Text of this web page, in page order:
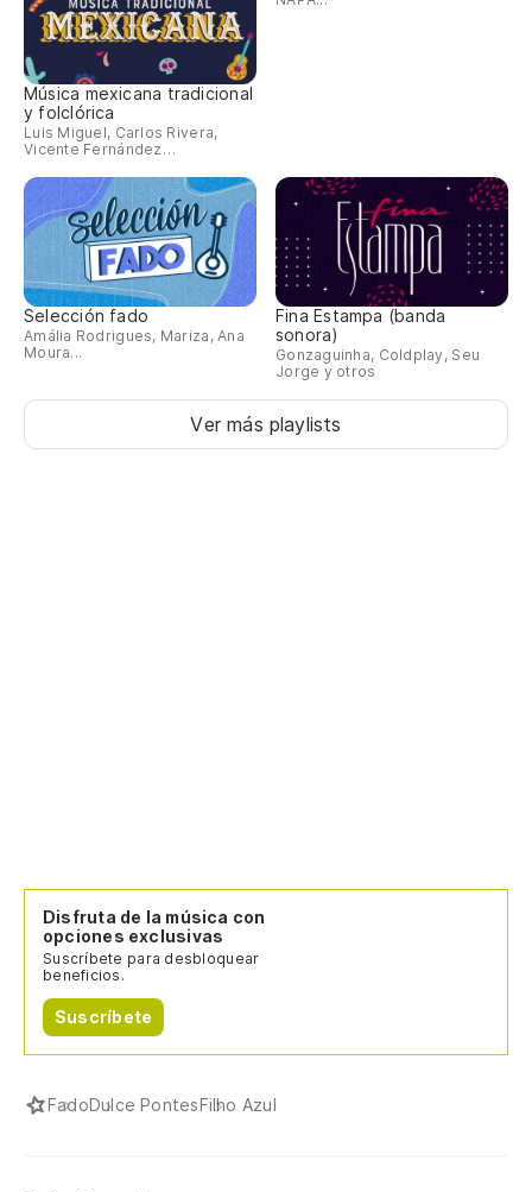
Música mexicana tradicional
y folclórica
Luis Miguel, Carlos Rivera,
Vicente Fernández…
Selección fado
Amália Rodrigues, Mariza, Ana
Moura...
Fina Estampa (banda
sonora)
Gonzaguinha, Coldplay, Seu
Jorge y otros
Ver más playlists
Disfruta de la música con
opciones exclusivas
Suscríbete para desbloquear
beneficios.
Suscríbete
FadoDulce PontesFilho Azul